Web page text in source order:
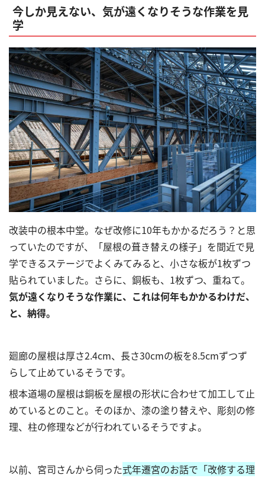
今しか見えない、気が遠くなりそうな作業を見
学
改装中の根本中堂。なぜ改修に10年もかかるだろう？と思
っていたのですが、「屋根の葺き替えの様子」を間近で見
学できるステージでよくみてみると、小さな板が1枚ずつ
貼られていました。さらに、銅板も、1枚ずつ、重ねて。
気が遠くなりそうな作業に、これは何年もかかるわけだ、
と、納得。
廻廊の屋根は厚さ2.4cm、長さ30cmの板を8.5cmずつず
らして止めているそうです。
根本道場の屋根は銅板を屋根の形状に合わせて加工して止
めているとのこと。そのほか、漆の塗り替えや、彫刻の修
理、柱の修理などが行われているそうですよ。
以前、宮司さんから伺った式年遷宮のお話で「改修する理